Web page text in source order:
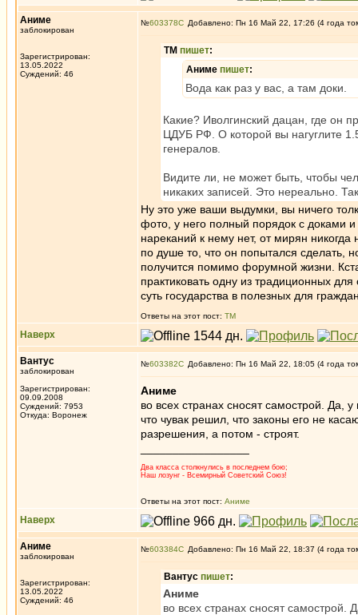
Аниме
заблокирован
Зарегистрирован:
13.05.2022
Суждений: 46
№603378 Добавлено: Пн 16 Май 22, 17:26 (4 года
ТМ пишет:
Аниме пишет:
Вода как раз у вас, а там доки.
Какие? Иволгинский дацан, где он
ЦДУБ РФ. О которой вы нагуглите
генералов.
Видите ли, не может быть, чтобы
никаких записей. Это нереально.
Ну это уже ваши выдумки, вы ничего
фото, у него полный порядок с доками
нареканий к нему нет, от мирян
по душе то, что он попытался сделать,
получится помимо форумной жизни.
практиковать одну из традиционных
суть государства в полезных для
Ответы на этот пост: ТМ
Наверх
Вантус
заблокирован
Зарегистрирован:
09.09.2008
Суждений: 7953
Откуда: Воронеж
№603382 Добавлено: Пн 16 Май 22, 18:05 (4 года
Аниме
во всех странах сносят самострой. Да,
что чувак решил, что законы его не
разрешения, а потом - строят.
Два класса столкнулись в последнем бою;
Наш лозунг - Всемирный Советский Союз!
Ответы на этот пост: Аниме
Наверх
Аниме
заблокирован
Зарегистрирован:
13.05.2022
Суждений: 46
№603384 Добавлено: Пн 16 Май 22, 18:37 (4 года
Вантус пишет:
Аниме
во всех странах сносят самострой.